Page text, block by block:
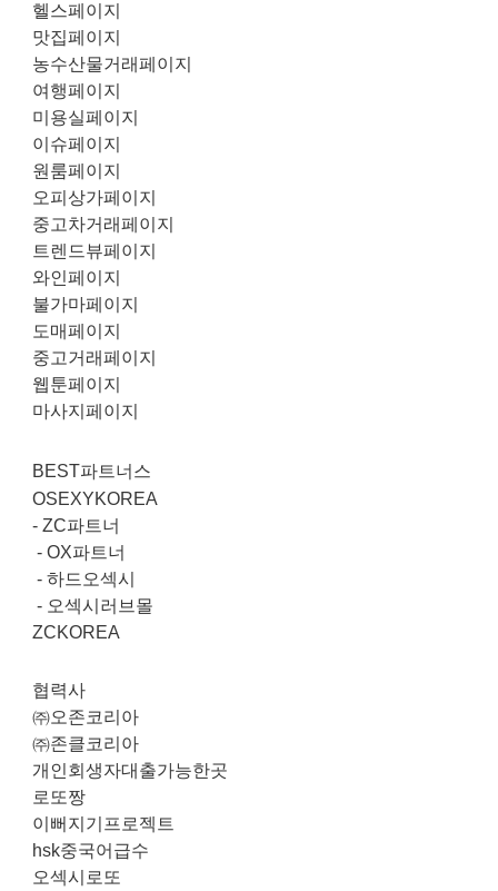
헬스페이지
맛집페이지
농수산물거래페이지
여행페이지
미용실페이지
이슈페이지
원룸페이지
오피상가페이지
중고차거래페이지
트렌드뷰페이지
와인페이지
불가마페이지
도매페이지
중고거래페이지
웹툰페이지
마사지페이지
BEST파트너스
OSEXYKOREA
-ZC파트너
-OX파트너
-하드오섹시
- 오섹시러브몰
ZCKOREA
협력사
㈜오존코리아
㈜존클코리아
개인회생자대출가능한곳
로또짱
이뻐지기프로젝트
hsk중국어급수
오섹시로또